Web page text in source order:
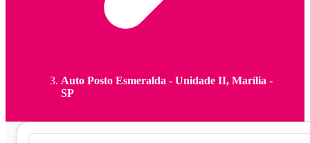
Auto Posto Esmeralda - Unidade II, Marília -
SP